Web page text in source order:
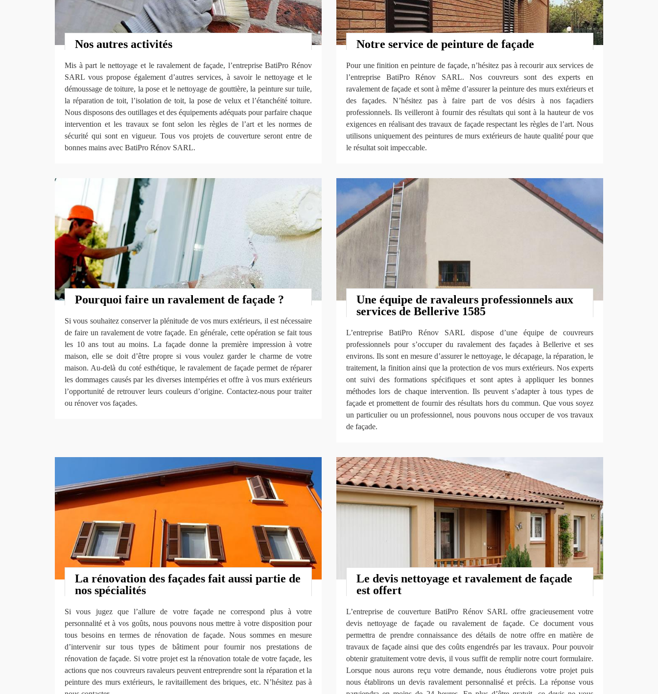
Nos autres activités
Mis à part le nettoyage et le ravalement de façade, l’entreprise BatiPro Rénov
SARL vous propose également d’autres services, à savoir le nettoyage et le
démoussage de toiture, la pose et le nettoyage de gouttière, la peinture sur tuile,
la réparation de toit, l’isolation de toit, la pose de velux et l’étanchéité toiture.
Nous disposons des outillages et des équipements adéquats pour parfaire chaque
intervention et les travaux se font selon les règles de l’art et les normes de
sécurité qui sont en vigueur. Tous vos projets de couverture seront entre de
bonnes mains avec BatiPro Rénov SARL.
Notre service de peinture de façade
Pour une finition en peinture de façade, n’hésitez pas à recourir aux services de
l’entreprise BatiPro Rénov SARL. Nos couvreurs sont des experts en
ravalement de façade et sont à même d’assurer la peinture des murs extérieurs et
des façades. N’hésitez pas à faire part de vos désirs à nos façadiers
professionnels. Ils veilleront à fournir des résultats qui sont à la hauteur de vos
exigences en réalisant des travaux de façade respectant les règles de l’art. Nous
utilisons uniquement des peintures de murs extérieurs de haute qualité pour que
le résultat soit impeccable.
Pourquoi faire un ravalement de façade ?
Si vous souhaitez conserver la plénitude de vos murs extérieurs, il est nécessaire
de faire un ravalement de votre façade. En générale, cette opération se fait tous
les 10 ans tout au moins. La façade donne la première impression à votre
maison, elle se doit d’être propre si vous voulez garder le charme de votre
maison. Au-delà du coté esthétique, le ravalement de façade permet de réparer
les dommages causés par les diverses intempéries et offre à vos murs extérieurs
l’opportunité de retrouver leurs couleurs d’origine. Contactez-nous pour traiter
ou rénover vos façades.
Une équipe de ravaleurs professionnels aux
services de Bellerive 1585
L’entreprise BatiPro Rénov SARL dispose d’une équipe de couvreurs
professionnels pour s’occuper du ravalement des façades à Bellerive et ses
environs. Ils sont en mesure d’assurer le nettoyage, le décapage, la réparation, le
traitement, la finition ainsi que la protection de vos murs extérieurs. Nos experts
ont suivi des formations spécifiques et sont aptes à appliquer les bonnes
méthodes lors de chaque intervention. Ils peuvent s’adapter à tous types de
façade et promettent de fournir des résultats hors du commun. Que vous soyez
un particulier ou un professionnel, nous pouvons nous occuper de vos travaux
de façade.
La rénovation des façades fait aussi partie de
nos spécialités
Si vous jugez que l’allure de votre façade ne correspond plus à votre
personnalité et à vos goûts, nous pouvons nous mettre à votre disposition pour
tous besoins en termes de rénovation de façade. Nous sommes en mesure
d’intervenir sur tous types de bâtiment pour fournir nos prestations de
rénovation de façade. Si votre projet est la rénovation totale de votre façade, les
actions que nos couvreurs ravaleurs peuvent entreprendre sont la réparation et la
peinture des murs extérieurs, le ravitaillement des briques, etc. N’hésitez pas à
Le devis nettoyage et ravalement de façade
est offert
L’entreprise de couverture BatiPro Rénov SARL offre gracieusement votre
devis nettoyage de façade ou ravalement de façade. Ce document vous
permettra de prendre connaissance des détails de notre offre en matière de
travaux de façade ainsi que des coûts engendrés par les travaux. Pour pouvoir
obtenir gratuitement votre devis, il vous suffit de remplir notre court formulaire.
Lorsque nous aurons reçu votre demande, nous étudierons votre projet puis
nous établirons un devis ravalement personnalisé et précis. La réponse vous